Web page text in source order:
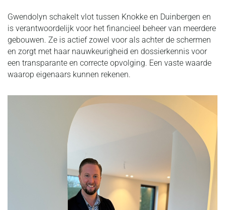
Gwendolyn schakelt vlot tussen Knokke en Duinbergen en
is verantwoordelijk voor het financieel beheer van meerdere
gebouwen. Ze is actief zowel voor als achter de schermen
en zorgt met haar nauwkeurigheid en dossierkennis voor
een transparante en correcte opvolging. Een vaste waarde
waarop eigenaars kunnen rekenen.